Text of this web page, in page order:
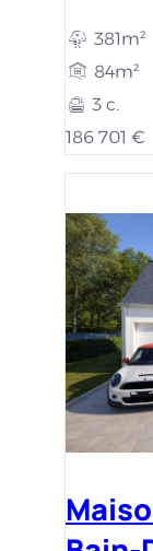
381m²
84m²
3 c.
186 701 €